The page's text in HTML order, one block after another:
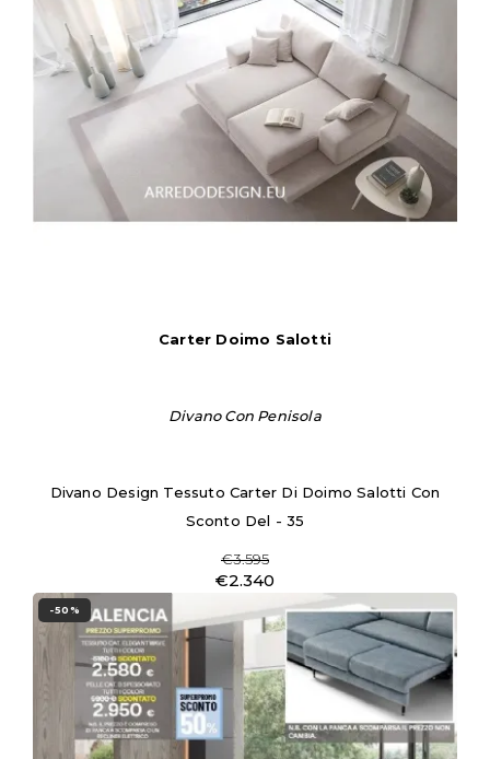
Carter Doimo Salotti
Divano Con Penisola
Divano Design Tessuto Carter Di Doimo Salotti Con
Sconto Del - 35
€3.595
€2.340
-50%